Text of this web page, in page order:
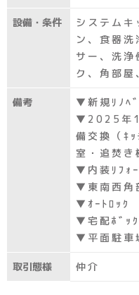
設備・条件
システムキ
ン、食器洗
サー、洗浄
ク、角部屋
備考
▼新規ﾘﾉﾍ
▼2025年
備交換（ｷ
室・追焚き
▼内装ﾘﾌｫｰ
▼東南西
▼ｵｰﾄﾛｯｸ
▼宅配ﾎﾞｯ
▼平面駐車
取引態様 仲介